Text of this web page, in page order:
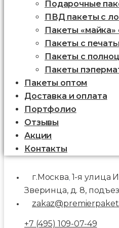
Подарочные
ПВД пакеты с
Пакеты «майка»
Пакеты c
Пакеты с
Пакеты
Пакеты оптом
Доставка и оплата
Портфолио
Отзывы
Акции
Контакты
г.Москва 1-я улица
Зверинца, д. 8,
+7 (495) 109-07-49